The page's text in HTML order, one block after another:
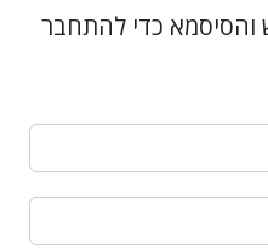
כדי להתחבר